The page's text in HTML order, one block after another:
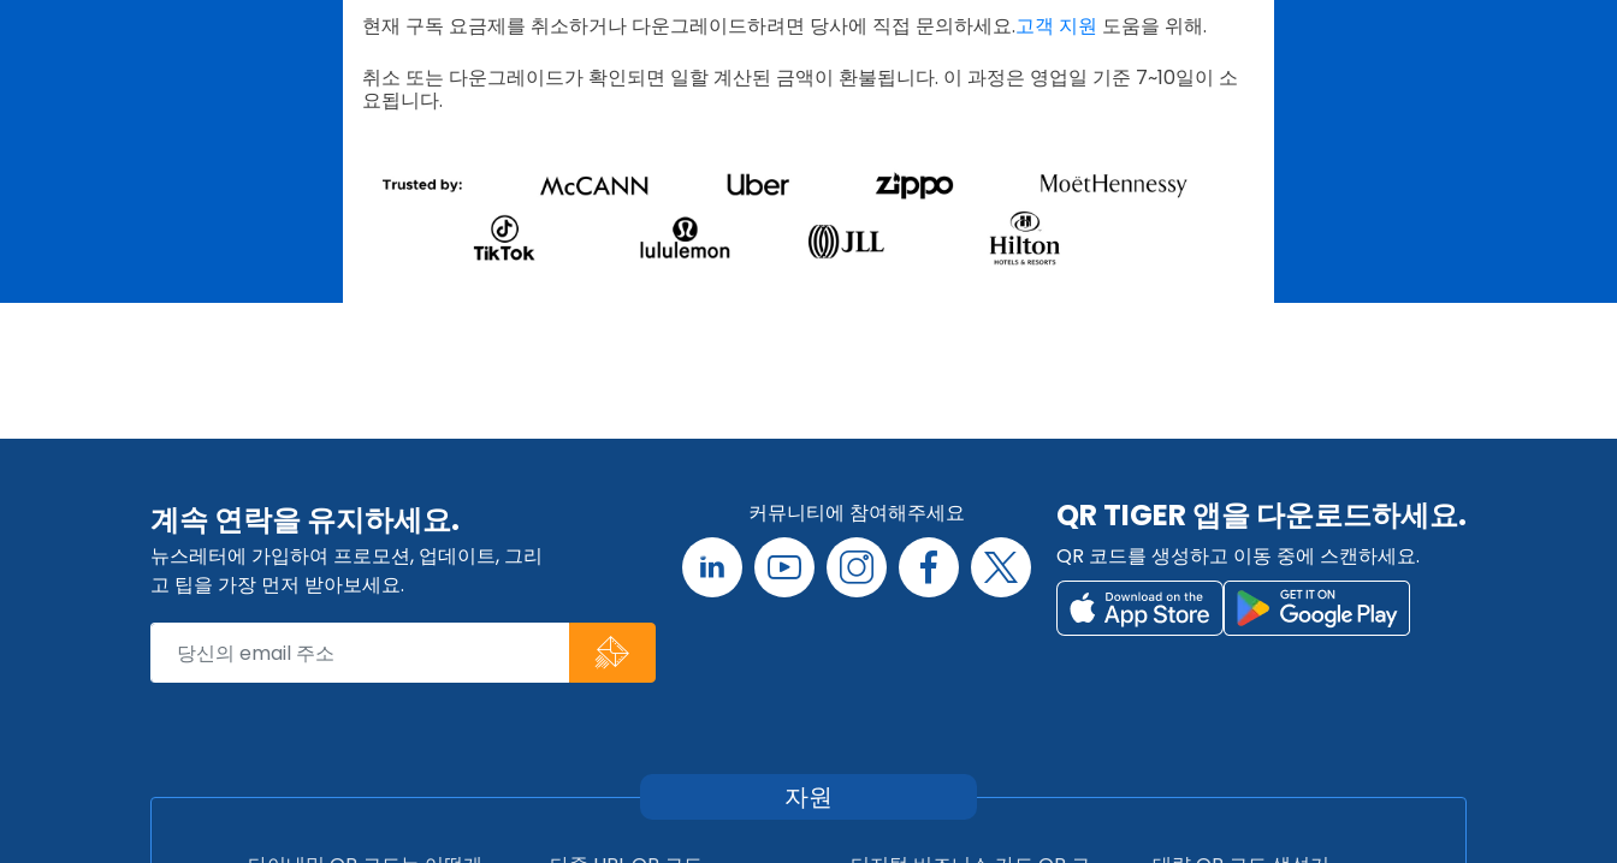
현재 구독 요금제를 취소하거나 다운그레이드하려면 당사에 직접 문의하세요.고객 지원 도움을 위해.
취소 또는 다운그레이드가 확인되면 일할 계산된 금액이 환불됩니다. 이 과정은 영업일 기준 7~10일이 소
요됩니다.
계속 연락을 유지하세요.
뉴스레터에 가입하여 프로모션, 업데이트, 그리
고 팁을 가장 먼저 받아보세요.
커뮤니티에 참여해주세요 QR TIGER 앱을 다운로드하세요.
QR 코드를 생성하고 이동 중에 스캔하세요.
자원